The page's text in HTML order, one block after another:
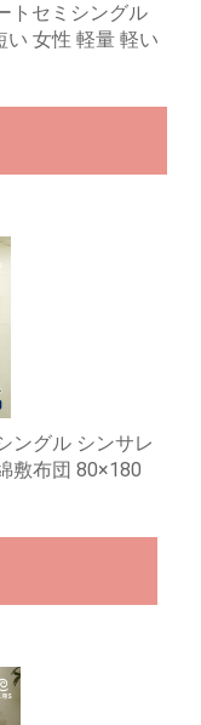
トセミシングル
女性 軽量 軽い
ングル シンサレ
敷布団 80×180